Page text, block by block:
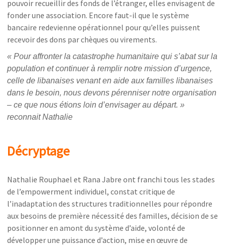
pouvoir recueillir des fonds de l’étranger, elles envisagent de
fonder une association. Encore faut-il que le système
bancaire redevienne opérationnel pour qu’elles puissent
recevoir des dons par chèques ou virements.
«Pour affronter la catastrophe humanitaire qui s’abat sur la
population et continuer à remplir notre mission d’urgence,
celle de libanaises venant en aide aux familles libanaises
dans le besoin, nous devons pérenniser notre organisation
– ce que nous étions loin d’envisager au départ. »
reconnait Nathalie
Décryptage
Nathalie Rouphael et Rana Jabre ont franchi tous les stades
de l’empowerment individuel, constat critique de
l’inadaptation des structures traditionnelles pour répondre
aux besoins de première nécessité des familles, décision de se
positionner en amont du système d’aide, volonté de
développer une puissance d’action, mise en œuvre de